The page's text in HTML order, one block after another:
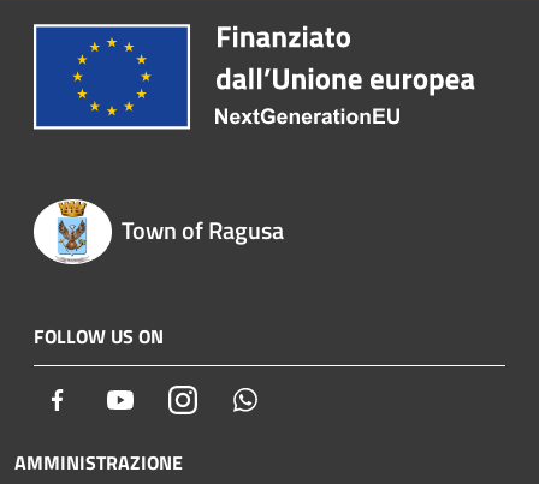
Town of Ragusa
FOLLOW US ON
Facebook YoutubeInstagram
AMMINISTRAZIONE